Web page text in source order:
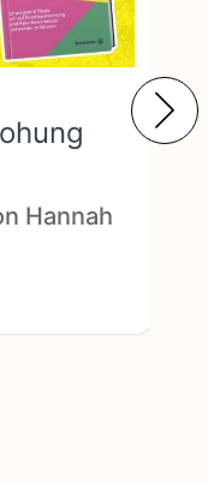
Hannah